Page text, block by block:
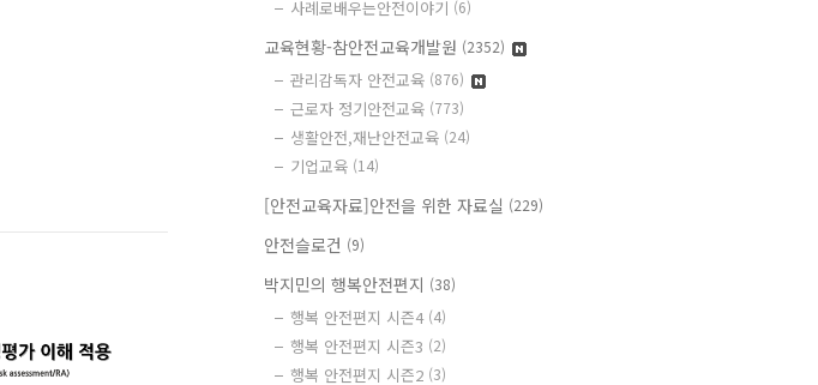
사례로배우는안전이야기 (6)
교육현황-참안전교육개발원 (2352)
관리감독자 안전교육 (876)
근로자 정기안전교육 (773)
생활안전,재난안전교육 (24)
기업교육 (14)
[안전교육자료]안전을 위한 자료실 (229)
안전슬로건 (9)
박지민의 행복안전편지 (38)
행복 안전편지 시즌4 (4)
행복 안전편지 시즌3 (2)
행복 안전편지 시즌2 (3)